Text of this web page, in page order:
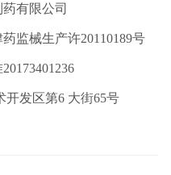
有限公司
监械生产许20110189号
开发区第6 大街65号